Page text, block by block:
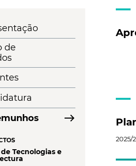
de
east
de Tecnologias e
2025/